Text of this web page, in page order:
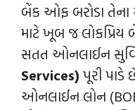
બેંક ઓફ બરોડા તેના
માટે ખૂબ જ લોકપ્રિય
સતત ઓનલાઈન
Services) પૂરી પાડે
ઓનલાઈન લોન